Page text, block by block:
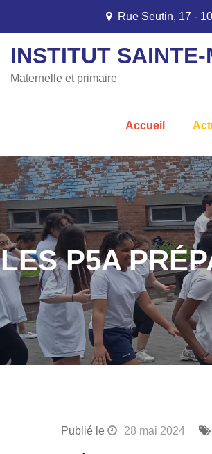
Rue Seutin, 17 -
INSTITUT
Maternelle et primaire
Accueil
LES P5A
Publié le 28 mai 2024